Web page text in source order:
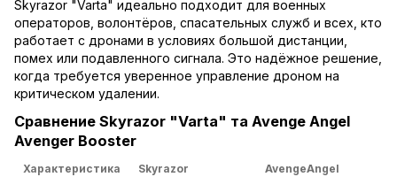
Skyrazor "Varta" идеально подходит для военных
операторов, волонтёров, спасательных служб и всех, кто
работает с дронами в условиях большой дистанции,
помех или подавленного сигнала. Это надёжное решение,
когда требуется уверенное управление дроном на
критическом удалении.
Сравнение Skyrazor "Varta" та Avenge Angel
Avenger Booster
Характеристика Skyrazor AvengeAngel